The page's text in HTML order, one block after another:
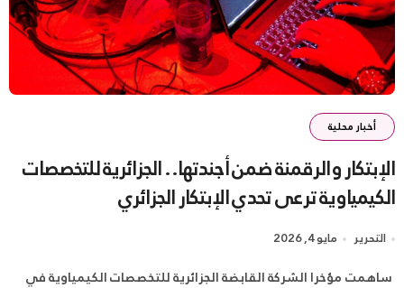
أخبار محلية
الإبتكار والرقمنة ضمن أجندتها.. الجزائرية للتخصصات
الكيمياوية ترعى تحدي الإبتكار الجزائري
التحرير مايو 4, 2026